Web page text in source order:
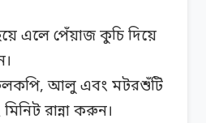
এলে পেঁয়াজ কুচি দিয়ে
আলু এবং মটরশুঁটি
রান্না করুন।